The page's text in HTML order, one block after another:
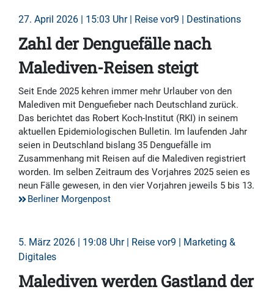
27. April 2026 | 15:03 Uhr | Reise vor9 | Destinations
Zahl der Denguefälle nach
Malediven-Reisen steigt
Seit Ende 2025 kehren immer mehr Urlauber von den
Malediven mit Denguefieber nach Deutschland zurück.
Das berichtet das Robert Koch-Institut (RKI) in seinem
aktuellen Epidemiologischen Bulletin. Im laufenden Jahr
seien in Deutschland bislang 35 Denguefälle im
Zusammenhang mit Reisen auf die Malediven registriert
worden. Im selben Zeitraum des Vorjahres 2025 seien es
neun Fälle gewesen, in den vier Vorjahren jeweils 5 bis 13.
Berliner Morgenpost
5. März 2026 | 19:08 Uhr | Reise vor9 | Marketing &
Digitales
Malediven werden Gastland der